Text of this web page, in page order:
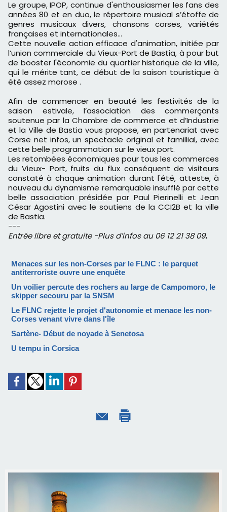
Le groupe, IPOP, continue d'enthousiasmer les fans des
années 80 et en duo, le répertoire musical s’étoffe de
genres musicaux divers, chansons corses, variétés
françaises et internationales...
Cette nouvelle action efficace d'animation, initiée par
l’union commerciale du Vieux-Port de Bastia, à pour but
de booster l'économie du quartier historique de la ville,
qui le mérite tant, ce début de la saison touristique à
été assez morose .
Afin de commencer en beauté les festivités de la
saison estivale, l’association des commerçants
soutenue par la Chambre de commerce et d’Industrie
et la Ville de Bastia vous propose, en partenariat avec
Corse net infos, un spectacle original et famillial, avec
cette belle programmation sur le vieux port.
Les retombées économiques pour tous les commerces
du Vieux- Port, fruits du flux conséquent de visiteurs
constaté à chaque animation durant l'été, atteste, à
nouveau du dynamisme remarquable insufflé par cette
belle association présidée par Paul Pierinelli et Jean
César Agostini avec le soutiens de la CCI2B et la ville
de Bastia.
---
Entrée libre et gratuite -Plus d’infos au 06 12 21 38 09.
Menaces sur les non-Corses par le FLNC : le parquet
antiterroriste ouvre une enquête
Un voilier percute des rochers au large de Campomoro, le
skipper secouru par la SNSM
Le FLNC rejette le projet d'autonomie et menace les non-
Corses venant vivre dans l'île
Sartène- Début de noyade à Senetosa
U tempu in Corsica